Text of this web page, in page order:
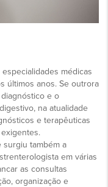
médicas
últimos anos. Se outrora
e o
na atualidade
e terapêuticas
surgiu também a
em várias
as consultas
organização e